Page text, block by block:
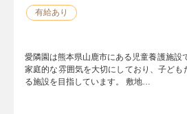
有給あり
愛隣園は熊本県山鹿市にある児童養護施設
家庭的な雰囲気を大切にしており、子ども
る施設を目指しています。 敷地…